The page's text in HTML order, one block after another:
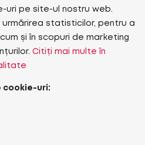
uri pe site-ul nostru web.
urmărirea statisticilor, pentru a
și în scopuri de marketing
Citiți mai multe în
cookie-uri: